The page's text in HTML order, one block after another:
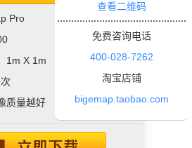
Pro
1m X 1m
次
质量越好
查看二维码
免费咨询电话
400-028-7262
淘宝店铺
bigemap.taobao.com